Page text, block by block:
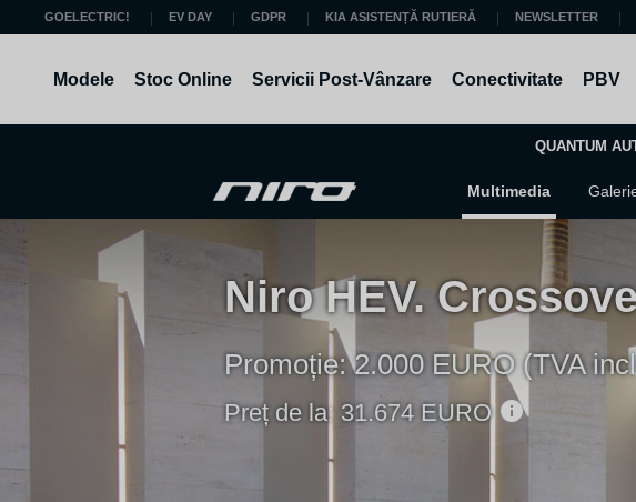
Mergi la continut
GOELECTRIC! EV DAY GDPR KIA ASISTENȚĂ RUTIERĂ NEWSLETTER
Modele Stoc Online Servicii Post-Vânzare Conectivitate PBV
QUANTUM
Multimedia
Niro HEV.
Promoție: 2.000 EURO (TVA
Preț de la: 31.674 EURO